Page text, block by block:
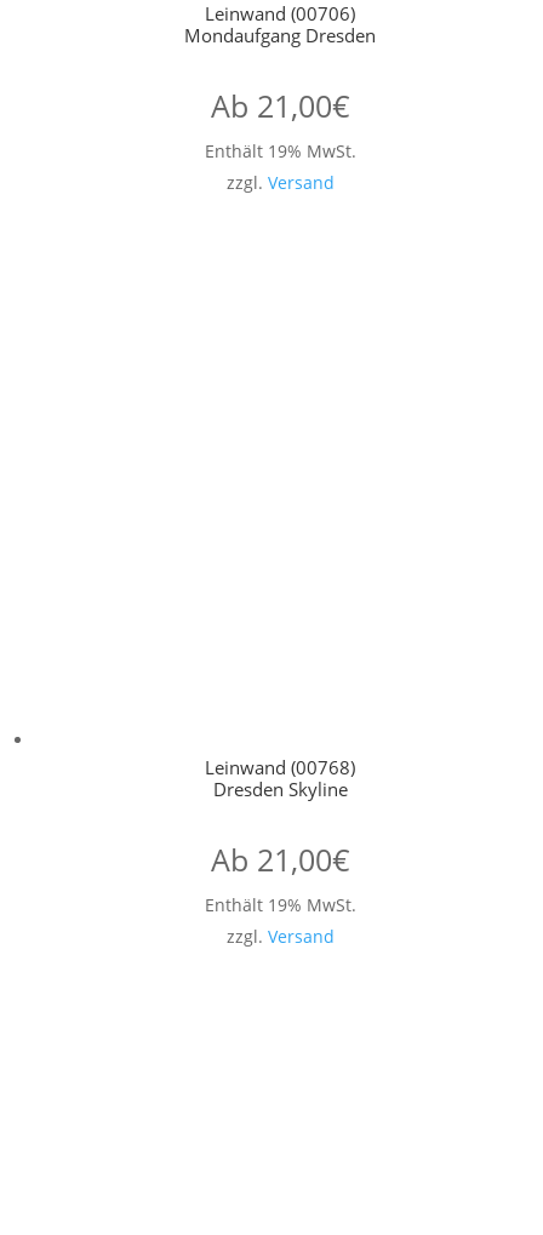
Leinwand (00706)
Mondaufgang Dresden
Ab 21,00€
Enthält 19% MwSt.
zzgl. Versand
Leinwand (00768)
Dresden Skyline
Ab 21,00€
Enthält 19% MwSt.
zzgl. Versand